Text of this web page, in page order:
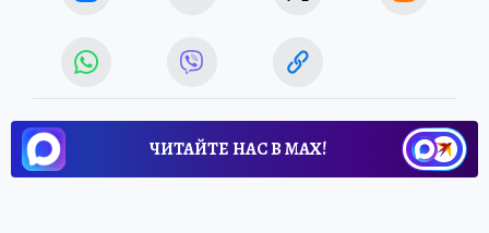
ЧИТАЙТЕ НАС В МАХ!